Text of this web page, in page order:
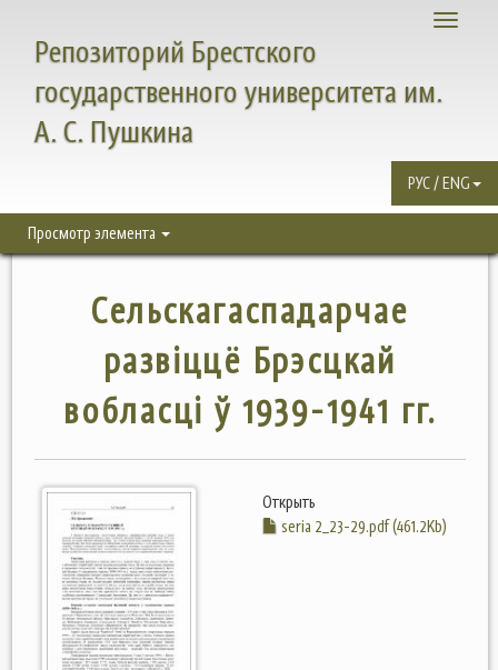
Toggle
Репозиторий Брестского
государственного университета им.
А. С. Пушкина
РУС / ENG
Просмотр элемента
Сельскагаспадарчае
развiццё Брэсцкай
вобласці ў 1939-1941 гг.
Открыть
seria 2_23-29.pdf (461.2Kb)